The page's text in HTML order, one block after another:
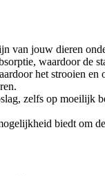
van jouw dieren
waardoor de
het strooien en
zelfs op moeilijk
biedt om